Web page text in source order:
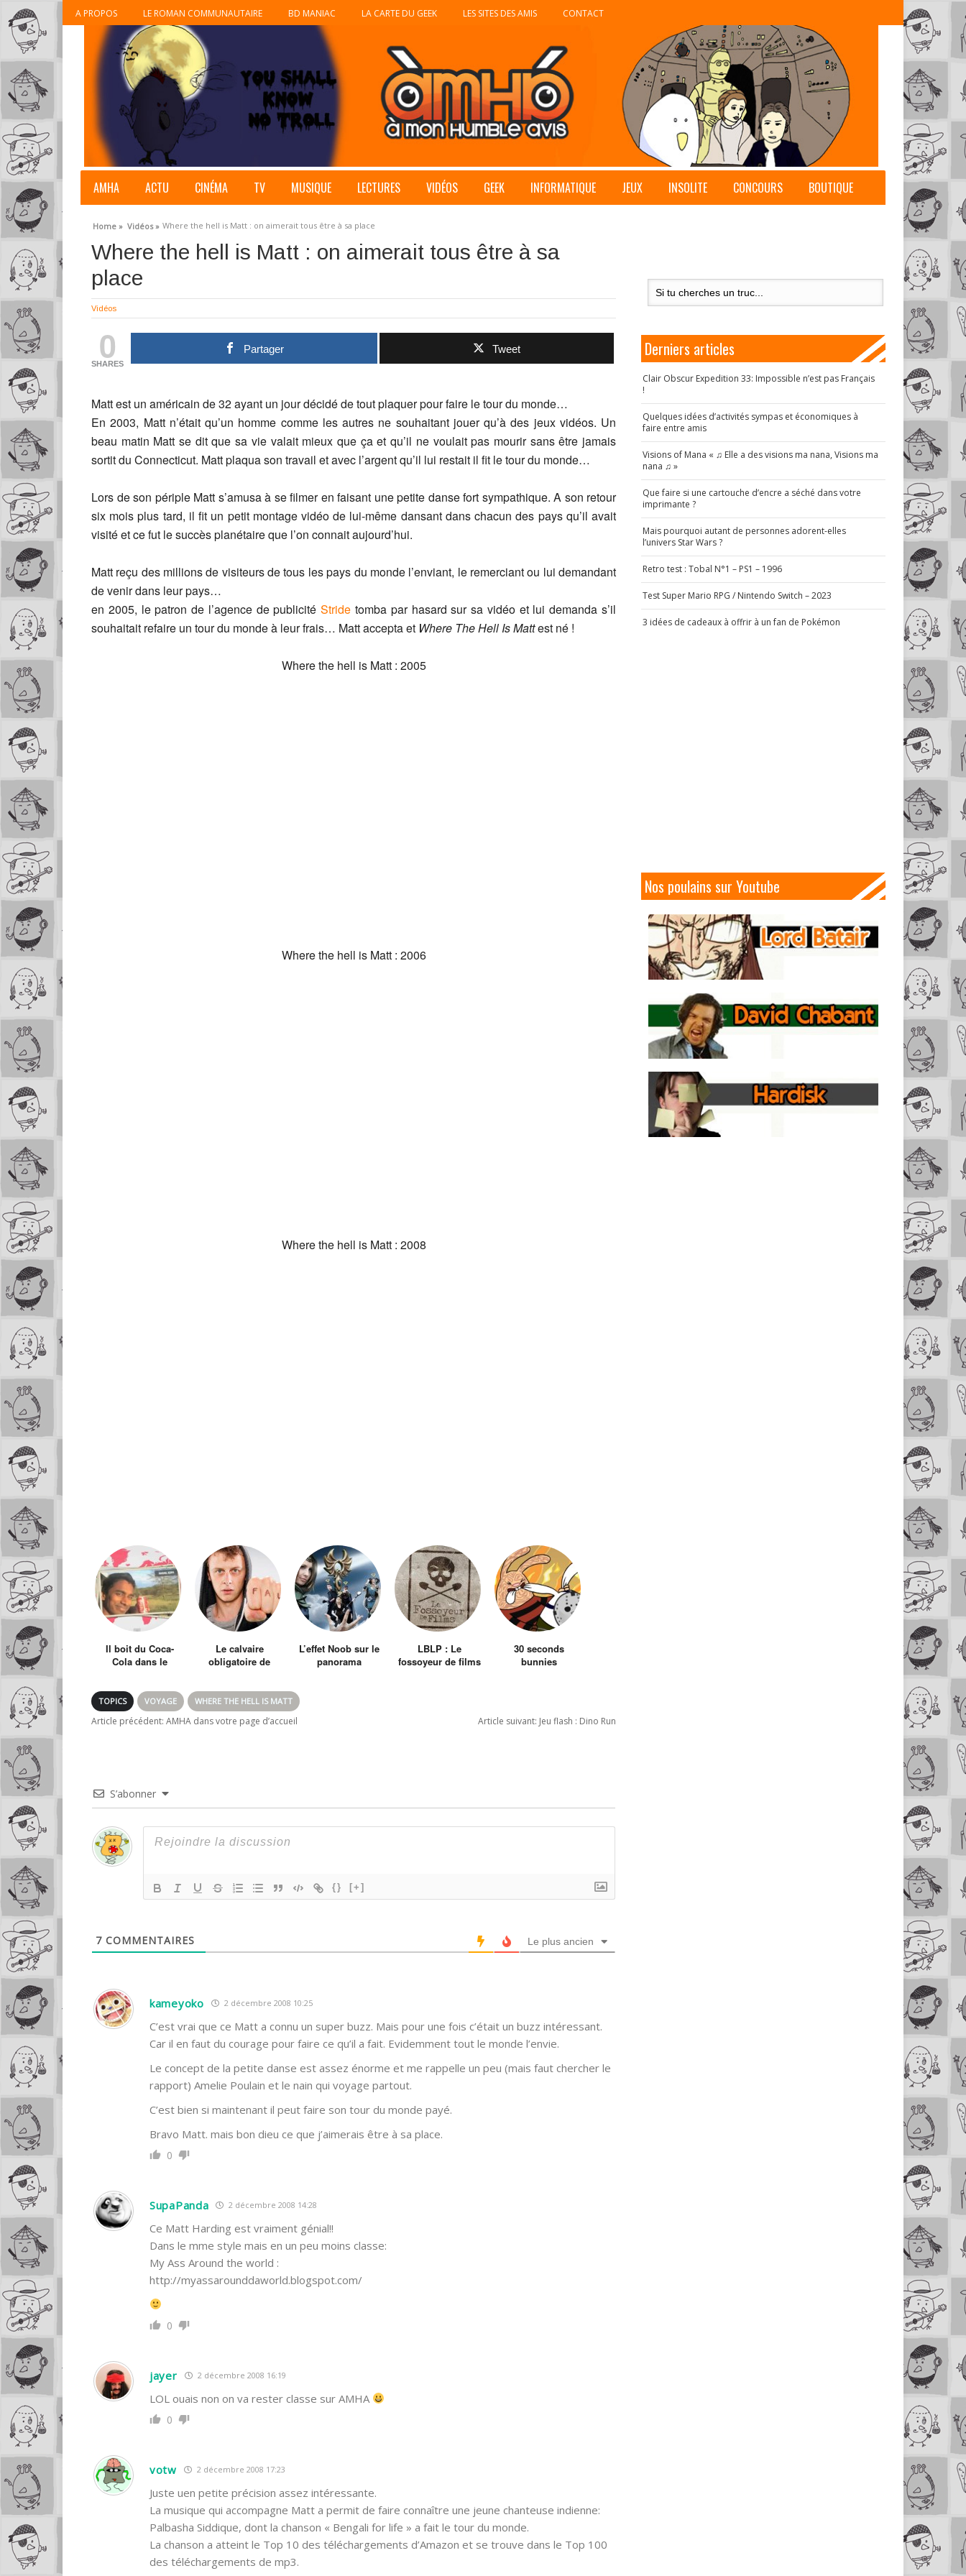
A PROPOS LE ROMAN COMMUNAUTAIRE BD MANIAC LA CARTE DU GEEK LES SITES DES AMIS CONTACT
AMHA ACTU CINÉMA TV MUSIQUE LECTURES VIDÉOS GEEK INFORMATIQUE JEUX INSOLITE CONCOURS BOUTIQUE
Home » Vidéos » Where the hell is Matt : on aimerait tous être à sa place
Where the hell is Matt : on aimerait tous être à sa
place
Vidéos
0
SHARES
Partager Tweet
Matt est un américain de 32 ayant un jour décidé de tout plaquer pour faire le tour du monde…
En 2003, Matt n’était qu’un homme comme les autres ne souhaitant jouer qu’à des jeux vidéos. Un
beau matin Matt se dit que sa vie valait mieux que ça et qu’il ne voulait pas mourir sans être jamais
sortit du Connecticut. Matt plaqua son travail et avec l’argent qu’il lui restait il fit le tour du monde…
Lors de son périple Matt s’amusa à se filmer en faisant une petite danse fort sympathique. A son retour
six mois plus tard, il fit un petit montage vidéo de lui-même dansant dans chacun des pays qu’il avait
visité et ce fut le succès planétaire que l’on connait aujourd’hui.
Matt reçu des millions de visiteurs de tous les pays du monde l’enviant, le remerciant ou lui demandant
de venir dans leur pays…
en 2005, le patron de l’agence de publicitéStride tomba par hasard sur sa vidéo et lui demanda s’il
souhaitait refaire un tour du monde à leur frais… Matt accepta et Where The Hell Is Mattest né !
Where the hell is Matt : 2005
Where the hell is Matt : 2006
Where the hell is Matt : 2008
Il boit du Coca-
Cola dans le
Le calvaire
obligatoire de
L’effet Noob sur le
panorama
LBLP : Le
fossoyeur de films
30 seconds
bunnies
TOPICS VOYAGE WHERE THE HELL IS MATT
Article précédent: AMHA dans votre page d’accueil Article suivant: Jeu flash : Dino Run
S’abonner
{} [+]
7 COMMENTAIRES Le plus ancien
kameyoko 2 décembre 2008 10:25
C’est vrai que ce Matt a connu un super buzz. Mais pour une fois c’était un buzz intéressant.
Car il en faut du courage pour faire ce qu’il a fait. Evidemment tout le monde l’envie.
Le concept de la petite danse est assez énorme et me rappelle un peu (mais faut chercher le
rapport) Amelie Poulain et le nain qui voyage partout.
C’est bien si maintenant il peut faire son tour du monde payé.
Bravo Matt. mais bon dieu ce que j’aimerais être à sa place.
0
SupaPanda 2 décembre 2008 14:28
Ce Matt Harding est vraiment génial!!
Dans le mme style mais en un peu moins classe:
My Ass Around the world :
http://myassarounddaworld.blogspot.com/
0
jayer 2 décembre 2008 16:19
LOL ouais non on va rester classe sur AMHA
0
votw 2 décembre 2008 17:23
Juste uen petite précision assez intéressante.
La musique qui accompagne Matt a permit de faire connaître une jeune chanteuse indienne:
Palbasha Siddique, dont la chanson « Bengali for life » a fait le tour du monde.
La chanson a atteint le Top 10 des téléchargements d’Amazon et se trouve dans le Top 100
des téléchargements de mp3.
Derniers articles
Clair Obscur Expedition 33: Impossible n’est pas Français
!
Quelques idées d’activités sympas et économiques à
faire entre amis
Visions of Mana « ♫ Elle a des visions ma nana, Visions ma
nana ♫ »
Que faire si une cartouche d’encre a séché dans votre
imprimante ?
Mais pourquoi autant de personnes adorent-elles
l’univers Star Wars ?
Retro test : Tobal N°1 – PS1 – 1996
Test Super Mario RPG / Nintendo Switch – 2023
3 idées de cadeaux à offrir à un fan de Pokémon
Nos poulains sur Youtube